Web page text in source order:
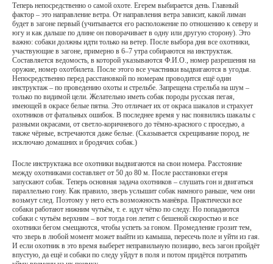
Теперь непосредственно о самой охоте. Егерем выбирается день. Главный
фактор – это направление ветра. От направления ветра зависит, какой лиман
будет в загоне первый (учитывается его расположение по отношению к северу и
югу и как дальше по длине он поворачивает в одну или другую сторону). Это
важно: собаки должны идти только на ветер. После выбора дня все охотники,
участвующие в загоне, примерно в 6–7 утра собираются на инструктаж.
Составляется ведомость, в которой указываются Ф.И.О., номер разрешения на
оружие, номер охотбилета. После этого все участники выдвигаются в угодья.
Непосредственно перед расстановкой по номерам проводится ещё один
инструктаж – по проведению охоты и стрельбе. Запрещена стрельба на шум –
только по видимой цели. Желательно иметь собак породы русская пегая,
имеющей в окрасе белые пятна. Это отличает их от окраса шакалов и страхует
охотников от фатальных ошибок. В последнее время у нас появились шакалы с
разными окрасами, от светло-коричневого до тёмно-красного с проседью, а
также чёрные, встречаются даже белые. (Сказывается скрещивание пород, не
исключаю домашних и бродячих собак.)
После инструктажа все охотники выдвигаются на свои номера. Расстояние
между охотниками составляет от 50 до 80 м. После расстановки егеря
запускают собак. Теперь основная задача охотников – слушать гон и двигаться
параллельно гону. Как правило, зверь услышит собак намного раньше, чем они
возьмут след. Поэтому у него есть возможность манёвра. Практически все
собаки работают нижним чутьём, т. е. идут чётко по следу. Но попадаются
собаки с чутьём верхним – вот тогда гон летит с бешеной скоростью и все
охотники бегом смещаются, чтобы успеть за гоном. Промедление грозит тем,
что зверь в любой момент может выйти из камыша, пересечь поле и уйти из гая.
И если охотник в это время выберет неправильную позицию, весь загон пройдёт
впустую, да ещё и собаки по следу уйдут в поля и потом придётся потратить